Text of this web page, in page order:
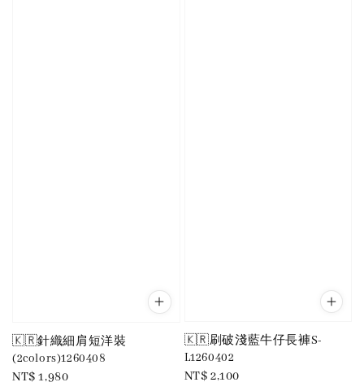
🇰🇷針織細肩短洋裝
(2colors)1260408
Regular
NT$ 1,980
🇰🇷刷破淺藍牛仔長褲S-
L1260402
Regular
NT$ 2,100